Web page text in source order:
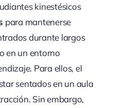
kinestésicos
para mantenerse
durante largos
en un entorno
Para ellos, el
sentados en un aula
Sin embargo,